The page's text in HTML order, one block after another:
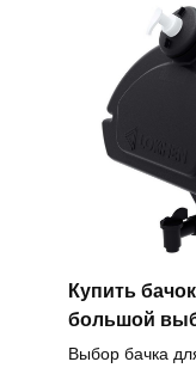
Купить
большой
Выбор бачка